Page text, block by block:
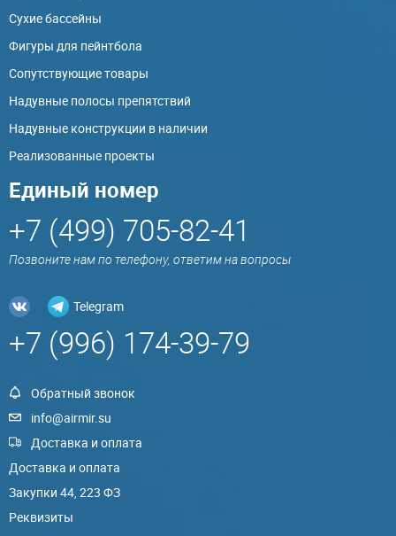
Сухие бассейны
Фигуры для пейнтбола
Сопутствующие товары
Надувные полосы препятствий
Надувные конструкции в наличии
Реализованные проекты
Единый номер
+7 (499) 705-82-41
Позвоните нам по телефону, ответим на вопросы
Telegram
+7 (996) 174-39-79
Обратный звонок
info@airmir.su
Доставка и оплата
Доставка и оплата
Закупки 44, 223 ФЗ
Реквизиты